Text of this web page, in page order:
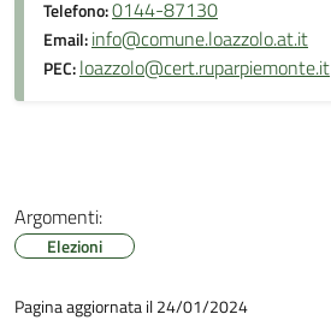
Telefono:0144-87130
Email:info@comune.loazzolo.at.it
PEC:loazzolo@cert.ruparpiemonte.it
Argomenti:
Elezioni
Pagina aggiornata il 24/01/2024